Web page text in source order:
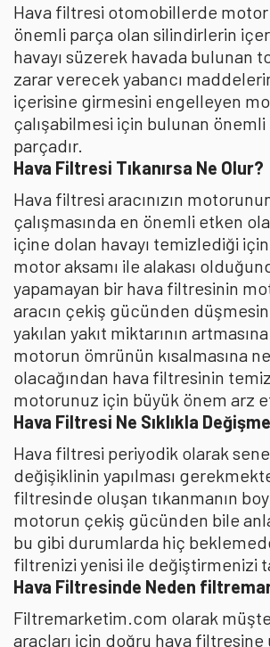
Hava filtresi otomobillerde
önemli parça olan silindirlerin
havayı süzerek havada bulunan
zarar verecek yabancı
içerisine girmesini engelleyen
çalışabilmesi için bulunan
parçadır.
Hava Filtresi Tıkanırsa Ne Olur?
Hava filtresi aracınızın
çalışmasında en önemli etken
içine dolan havayı temizlediği
motor aksamı ile alakası
yapamayan bir hava filtresinin
aracın çekiş gücünden
yakılan yakıt miktarının
motorun ömrünün kısalmasına
olacağından hava filtresinin
motorunuz için büyük önem arz
Hava Filtresi Ne Sıklıkla
Hava filtresi periyodik olarak
değişiklinin yapılması
filtresinde oluşan tıkanmanın
motorun çekiş gücünden bile
bu gibi durumlarda hiç
filtrenizi yenisi ile değiştirmenizi
Hava Filtresinde Neden
Filtremarketim.com olarak
araçları için doğru hava